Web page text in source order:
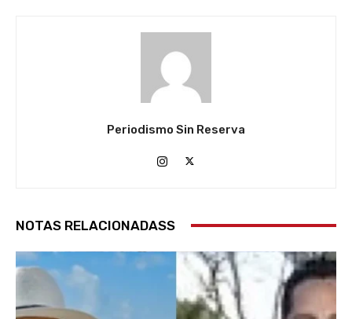
Periodismo Sin Reserva
NOTAS RELACIONADASS